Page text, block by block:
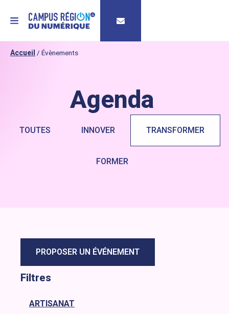
MENU
Accueil / Évènements
Agenda
TOUTES INNOVER TRANSFORMER
FORMER
PROPOSER UN ÉVÉNEMENT
Filtres
ARTISANAT